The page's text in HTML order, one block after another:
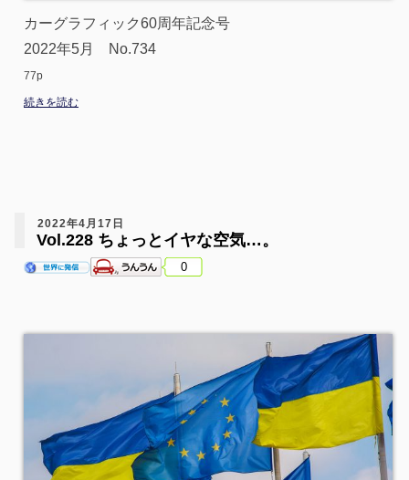
カーグラフィック60周年記念号
2022年5月 No.734
77p
続きを読む
2022年4月17日
Vol.228 ちょっとイヤな空気…。
0